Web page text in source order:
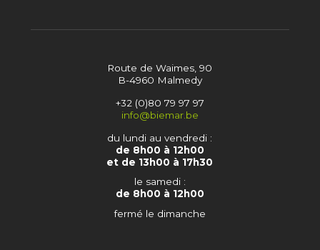
Route de Waimes, 90
B-4960 Malmedy
+32 (0)80 79 97 97
info@biemar.be
du lundi au vendredi :
de 8h00 à 12h00
et de 13h00 à 17h30
le samedi :
de 8h00 à 12h00
fermé le dimanche